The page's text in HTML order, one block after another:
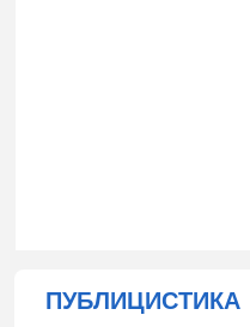
ПУБЛИЦИСТИКА